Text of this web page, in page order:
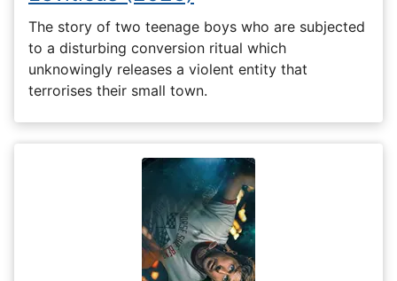
The story of two teenage boys who are subjected
to a disturbing conversion ritual which
unknowingly releases a violent entity that
terrorises their small town.